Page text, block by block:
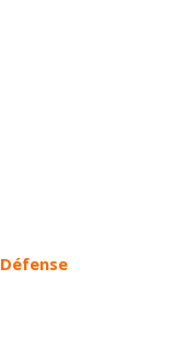
Défense